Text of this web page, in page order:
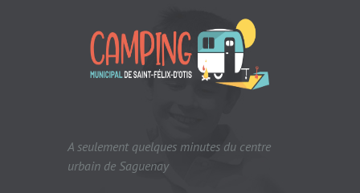
A seulement quelques minutes du centre
urbain de Saguenay